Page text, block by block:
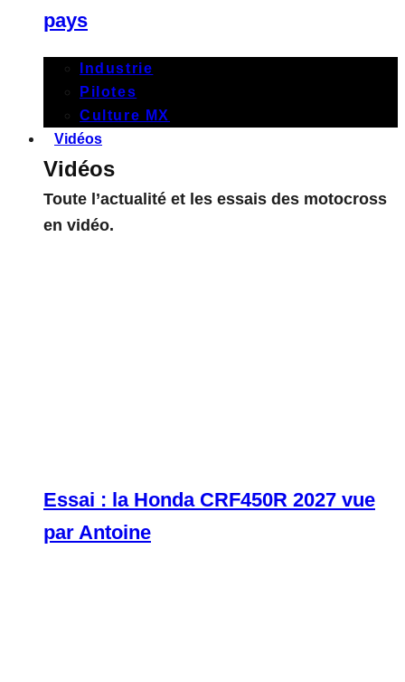
pays
Industrie
Pilotes
Culture MX
Vidéos
Vidéos
Toute l’actualité et les essais des motocross
en vidéo.
Essai : la Honda CRF450R 2027 vue
par Antoine